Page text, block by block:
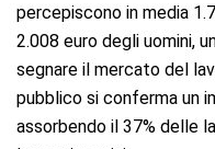
percepiscono in media
2.008 euro degli uomini,
segnare il mercato del
pubblico si conferma un
assorbendo il 37% delle